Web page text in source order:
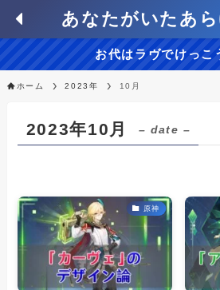
あなたがいたあ
お代はラヴでけっこ
ホーム 2023年 10月
2023年10月 – date –
原神